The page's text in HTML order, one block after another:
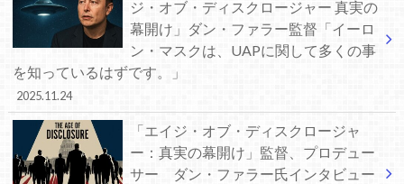
ジ・オブ・ディスクロージャー 真実の
幕開け」ダン・ファラー監督「イーロ
ン・マスクは、UAPに関して多くの事
を知っているはずです。」
2025.11.24
「エイジ・オブ・ディスクロージャ
ー：真実の幕開け」監督、プロデュー
サー ダン・ファラー氏インタビュー